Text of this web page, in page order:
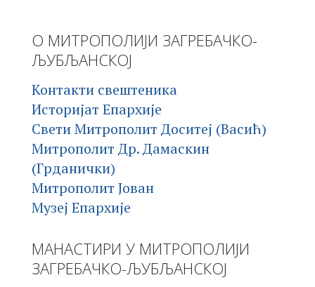
О МИТРОПОЛИЈИ ЗАГРЕБАЧКО-
ЉУБЉАНСКОЈ
Контакти свештеника
Историјат Епархије
Свети Митрополит Доситеј (Васић)
Митрополит Др. Дамаскин
(Грданички)
Митрополит Јован
Музеј Епархије
МАНАСТИРИ У МИТРОПОЛИЈИ
ЗАГРЕБАЧКО-ЉУБЉАНСКОЈ